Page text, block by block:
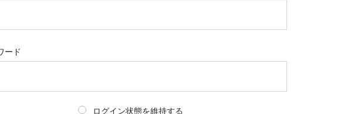
ード
ログイン状態を維持する